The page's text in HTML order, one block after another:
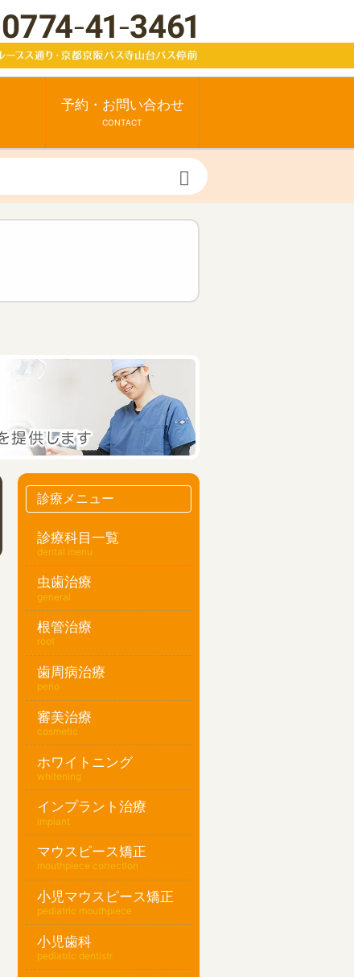
予約・お問い合わせ
CONTACT
診療メニュー
診療科目一覧
dental menu
虫歯治療
general
根管治療
root
歯周病治療
perio
審美治療
cosmetic
ホワイトニング
whitening
インプラント治療
implant
マウスピース矯正
mouthpiece correction
小児マウスピース矯正
pediatric mouthpiece
小児歯科
pediatric dentistr